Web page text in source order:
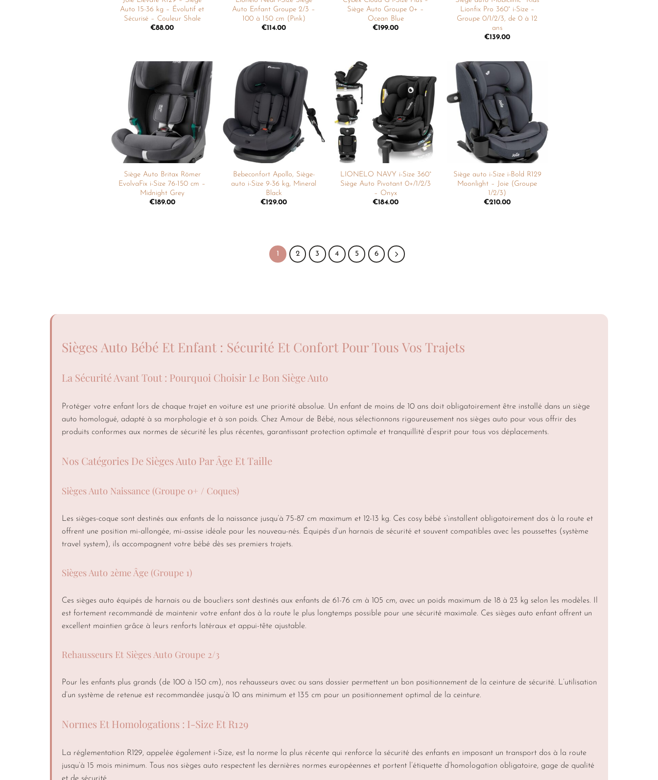
Auto 15-36 kg – Évolutif et
Sécurisé – Couleur Shale
€88.00
Auto Enfant Groupe 2/3 –
100 à 150 cm (Pink)
€114.00
Siège Auto Groupe 0+ –
Ocean Blue
€199.00
Lionfix Pro 360° i-Size –
Groupe 0/1/2/3, de 0 à 12
ans
€139.00
Ajouter
à la
liste de
souhaits
Siège Auto Britax Römer
EvolvaFix i-Size 76-150 cm –
Midnight Grey
€189.00
Ajouter
à la
liste de
souhaits
Bebeconfort Apollo, Siège-
auto i-Size 9-36 kg, Mineral
Black
€129.00
Ajouter
à la
liste de
souhaits
LIONELO NAVY i-Size 360°
Siège Auto Pivotant 0+/1/2/3
– Onyx
€184.00
Ajouter
liste de
souhaits
Siège auto i-Size i-Bold R129
Moonlight – Joie (Groupe
1/2/3)
€210.00
1 2 3 4 5 6
Sièges Auto Bébé Et Enfant : Sécurité Et Confort Pour Tous Vos Trajets
La Sécurité Avant Tout : Pourquoi Choisir Le Bon Siège Auto
Protéger votre enfant lors de chaque trajet en voiture est une priorité absolue. Un enfant de moins de 10 ans doit obligatoirement être installé dans un siège
auto homologué, adapté à sa morphologie et à son poids. Chez Amour de Bébé, nous sélectionnons rigoureusement nos sièges auto pour vous offrir des
produits conformes aux normes de sécurité les plus récentes, garantissant protection optimale et tranquillité d’esprit pour tous vos déplacements.
Nos Catégories De Sièges Auto Par Âge Et Taille
Sièges Auto Naissance (Groupe 0+ / Coques)
Les sièges-coque sont destinés aux enfants de la naissance jusqu’à 75-87 cm maximum et 12-13 kg. Ces cosy bébé s’installent obligatoirement dos à la route et
offrent une position mi-allongée, mi-assise idéale pour les nouveau-nés. Équipés d’un harnais de sécurité et souvent compatibles avec les poussettes (système
travel system), ils accompagnent votre bébé dès ses premiers trajets.
Sièges Auto 2ème Âge (Groupe 1)
Ces sièges auto équipés de harnais ou de boucliers sont destinés aux enfants de 61-76 cm à 105 cm, avec un poids maximum de 18 à 23 kg selon les modèles. Il
est fortement recommandé de maintenir votre enfant dos à la route le plus longtemps possible pour une sécurité maximale. Ces sièges auto enfant offrent un
excellent maintien grâce à leurs renforts latéraux et appui-tête ajustable.
Rehausseurs Et Sièges Auto Groupe 2/3
Pour les enfants plus grands (de 100 à 150 cm), nos rehausseurs avec ou sans dossier permettent un bon positionnement de la ceinture de sécurité. L’utilisation
d’un système de retenue est recommandée jusqu’à 10 ans minimum et 135 cm pour un positionnement optimal de la ceinture.
Normes Et Homologations : I-Size Et R129
La réglementation R129, appelée également i-Size, est la norme la plus récente qui renforce la sécurité des enfants en imposant un transport dos à la route
jusqu’à 15 mois minimum. Tous nos sièges auto respectent les dernières normes européennes et portent l’étiquette d’homologation obligatoire, gage de qualité